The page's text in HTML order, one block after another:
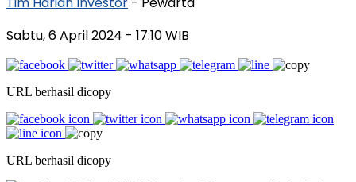
Sabtu, 6 April 2024 - 17:10 WIB
URL berhasil dicopy
URL berhasil dicopy